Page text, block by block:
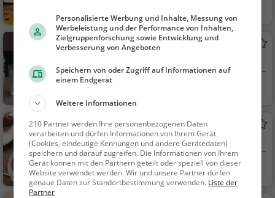
o, Snacks / Getränke
Landrestaurant Huth
Bost
Café in Tholey
Tholey
Café, Frühstück,
Brunch, Gebäck / Tei
Personalisierte Werbung und Inhalte, Messung von
Werbeleistung und der Performance von Inhalten,
Zielgruppenforschung sowie Entwicklung und
Verbesserung von Angeboten
Speichern von oder Zugriff auf Informationen auf
einem Endgerät
Weitere Informationen
210 Partner werden Ihre personenbezogenen Daten
verarbeiten und dürfen Informationen von Ihrem Gerät
(Cookies, eindeutige Kennungen und andere Gerätedaten)
speichern und darauf zugreifen. Die Informationen von Ihrem
Gerät können mit den Partnern geteilt oder speziell von dieser
Website verwendet werden. Wir und unsere Partner dürfen
genaue Daten zur Standortbestimmung verwenden. Liste der
Partner